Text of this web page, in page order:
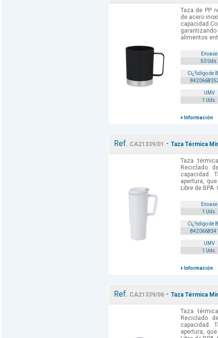
Taza de PP
de acero
alimentos
Envase
50 Uds.
Cï¿½digo de
UMV
1 Uds.
+ Información
Ref. CA21339/01 - Taza Térmica
Taza
Reciclado
capacidad.
apertura,
Libre de
Envase
1 Uds.
Cï¿½digo de
UMV
1 Uds.
+ Información
Ref. CA21339/06- Taza Térmica
Taza
Reciclado
capacidad.
apertura,